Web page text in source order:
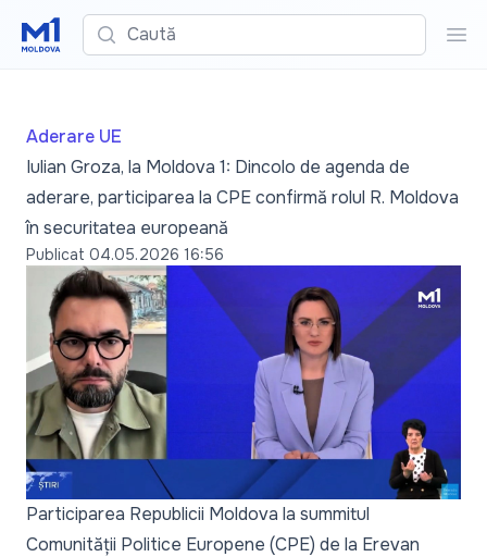
Caută
Aderare UE
Iulian Groza, la Moldova 1: Dincolo de agenda de
aderare, participarea la CPE confirmă rolul R. Moldova
în securitatea europeană
Publicat 04.05.2026 16:56
Participarea Republicii Moldova la summitul
Comunității Politice Europene (CPE) de la Erevan